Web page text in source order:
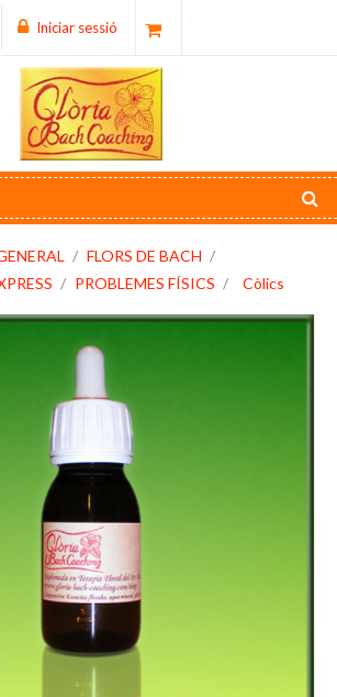
Iniciar sessió
FLORS DE BACH
PROBLEMES FÍSICS Còlics